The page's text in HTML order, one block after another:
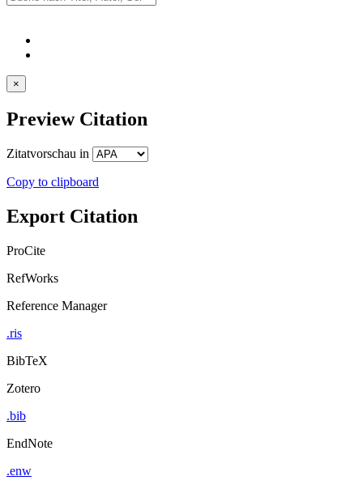
×
Preview Citation
Zitatvorschau in
Copy to clipboard
Export Citation
ProCite
RefWorks
Reference Manager
.ris
BibTeX
Zotero
.bib
EndNote
.enw